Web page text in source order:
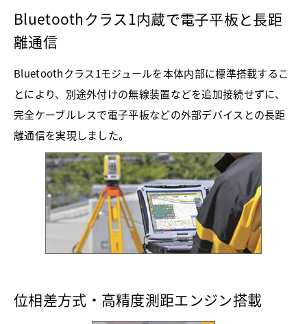
Bluetoothクラス1内蔵で電子平板と長距
離通信
Bluetoothクラス1モジュールを本体内部に標準搭載するこ
とにより、別途外付けの無線装置などを追加接続せずに、
完全ケーブルレスで電子平板などの外部デバイスとの長距
離通信を実現しました。
位相差方式・高精度測距エンジン搭載